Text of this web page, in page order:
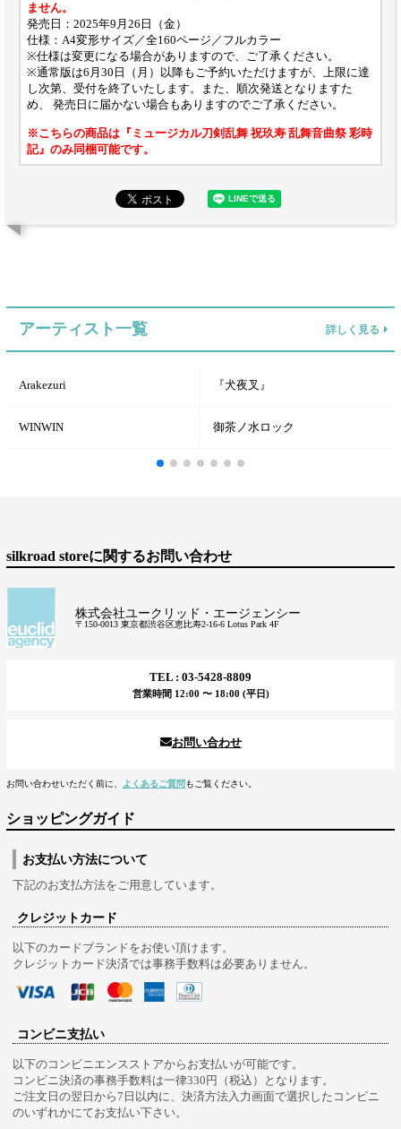
ません。
発売日：2025年9月26日（金）
仕様：A4変形サイズ／全160ページ／フルカラー
※仕様は変更になる場合がありますので、ご了承ください。
※通常版は6月30日（月）以降もご予約いただけますが、上限に達
し次第、受付を終了いたします。また、順次発送となりますた
め、 発売日に届かない場合もありますのでご了承ください。
※こちらの商品は『ミュージカル刀剣乱舞 祝玖寿 乱舞音曲祭 彩時
記』のみ同梱可能です。
アーティスト一覧 詳しく見る
Arakezuri 『犬夜叉』
WINWIN 御茶ノ水ロック
silkroad storeに関するお問い合わせ
株式会社ユークリッド・エージェンシー
〒150-0013 東京都渋谷区恵比寿2-16-6 Lotus Park 4F
TEL : 03-5428-8809
営業時間 12:00 〜 18:00 (平日)
お問い合わせ
お問い合わせいただく前に、 よくあるご質問 もご覧ください。
ショッピングガイド
お支払い方法について
下記のお支払方法をご用意しています。
クレジットカード
以下のカードブランドをお使い頂けます。
クレジットカード決済では事務手数料は必要ありません。
コンビニ支払い
以下のコンビニエンスストアからお支払いが可能です。
コンビニ決済の事務手数料は一律330円（税込）となります。
ご注文日の翌日から7日以内に、決済方法入力画面で選択したコンビニ
のいずれかにてお支払い下さい。